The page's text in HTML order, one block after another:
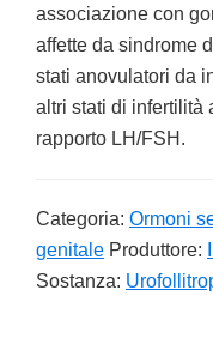
associazione con
affette da sindrome
stati anovulatori da
altri stati di infertilità
rapporto LH/FSH.
Categoria: Ormoni
genitale Produttore:
Sostanza: